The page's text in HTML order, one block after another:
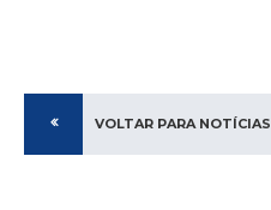
VOLTAR PARA NOTÍCIAS